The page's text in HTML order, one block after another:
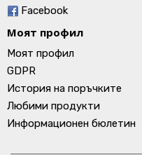
Facebook
Моят профил
Моят профил
GDPR
История на поръчките
Любими продукти
Информационен бюлетин